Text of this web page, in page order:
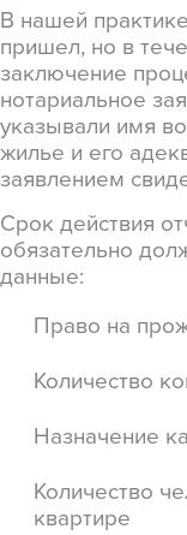
В нашей
пришел, но в
заключение
нотариальное
указывали имя
жилье и его
заявлением
Срок действия
обязательно
данные:
Право на
Количество
Назначение
Количество
квартире